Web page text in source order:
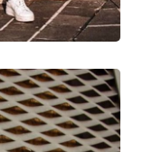
Sì